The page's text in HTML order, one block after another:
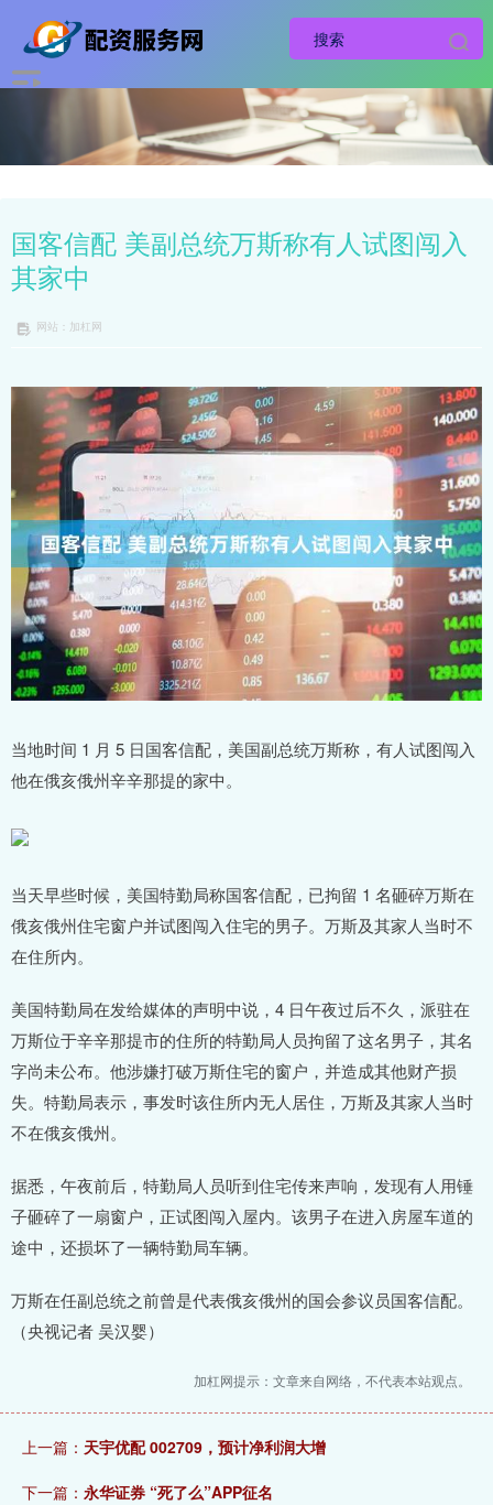
国客信配 美副总统万斯称有人试图闯入
其家中
网站：加杠网
当地时间 1 月 5 日国客信配，美国副总统万斯称，有人试图闯入
他在俄亥俄州辛辛那提的家中。
当天早些时候，美国特勤局称国客信配，已拘留 1 名砸碎万斯在
俄亥俄州住宅窗户并试图闯入住宅的男子。万斯及其家人当时不
在住所内。
美国特勤局在发给媒体的声明中说，4 日午夜过后不久，派驻在
万斯位于辛辛那提市的住所的特勤局人员拘留了这名男子，其名
字尚未公布。他涉嫌打破万斯住宅的窗户，并造成其他财产损
失。特勤局表示，事发时该住所内无人居住，万斯及其家人当时
不在俄亥俄州。
据悉，午夜前后，特勤局人员听到住宅传来声响，发现有人用锤
子砸碎了一扇窗户，正试图闯入屋内。该男子在进入房屋车道的
途中，还损坏了一辆特勤局车辆。
万斯在任副总统之前曾是代表俄亥俄州的国会参议员国客信配。
（央视记者 吴汉婴）
加杠网提示：文章来自网络，不代表本站观点。
上一篇： 天宇优配 002709，预计净利润大增
下一篇： 永华证券 “死了么”APP征名